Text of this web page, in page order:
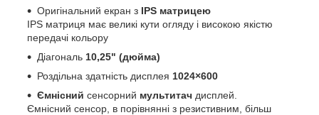
Оригінальний екран з IPS матрицею
IPS матриця має великі кути огляду і високою якістю
передачі кольору
Діагональ 10,25" (дюйма)
Роздільна здатність дисплея 1024×600
Ємнісний сенсорний мультитач дисплей.
Ємнісний сенсор, в порівнянні з резистивним, більш